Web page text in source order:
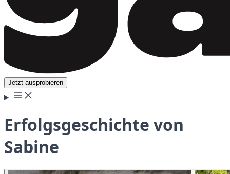
Jetzt ausprobieren
Erfolgsgeschichte von
Sabine